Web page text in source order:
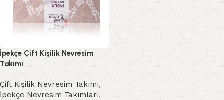
İpekçe Çift Kişilik Nevresim
Takımı
Çift Kişilik Nevresim Takımı,
İpekçe Nevresim Takımları,